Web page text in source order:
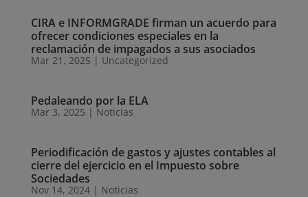
CIRA e INFORMGRADE firman un acuerdo para
ofrecer condiciones especiales en la
reclamación de impagados a sus asociados
Mar 21, 2025 | Uncategorized
Pedaleando por la ELA
Mar 3, 2025 | Noticias
Periodificación de gastos y ajustes contables al
cierre del ejercicio en el Impuesto sobre
Sociedades
Nov 14, 2024| Noticias